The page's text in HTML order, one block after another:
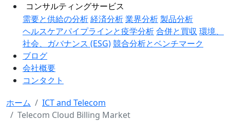
コンサルティングサービス
需要と供給の分析経済分析業界分析製品分析
ヘルスケアパイプラインと疫学分析合併と買収 環境、
社会、ガバナンス (ESG)競合分析とベンチマーク
ブログ
会社概要
コンタクト
ホーム
ICT and Telecom
Telecom Cloud Billing Market